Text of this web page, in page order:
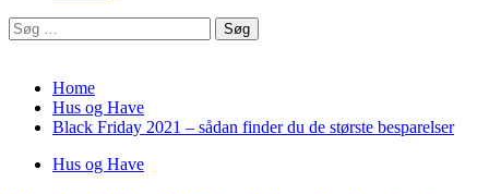
Søg
efter:
Home
Hus og Have
Black Friday 2021 – sådan finder du de største besparelser
Hus og Have